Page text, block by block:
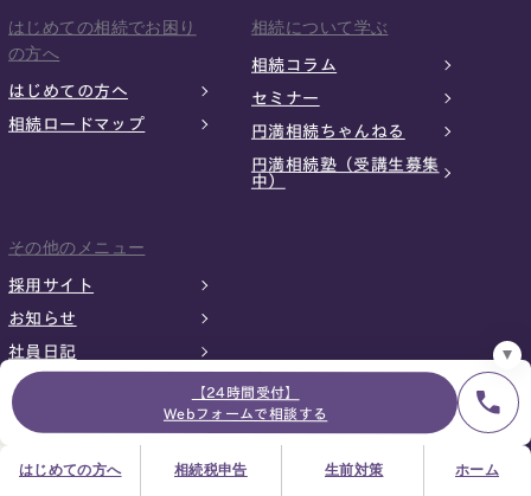
【24時間受付】
Webフォームで相談する
はじめての方へ 相続税申告 生前対策 ホーム
9:00～18:00 (土日祝日除く)
LINE友だち追加
24時間オンライン受付
面談の予約はこちら
お知らせ 採用サイト プライバシーポリシー
はじめての相続でお困り
の方へ
はじめての方へ
相続ロードマップ
相続について学ぶ
相続コラム
セミナー
円満相続ちゃんねる
円満相続塾（受講生募集
中）
その他のメニュー
採用サイト
お知らせ
社員日記